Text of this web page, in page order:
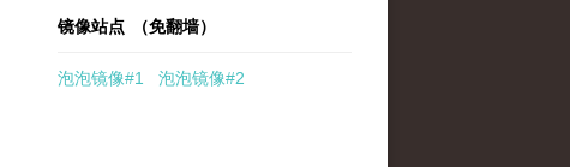
镜像站点 （免翻墙）
泡泡镜像#1 泡泡镜像#2